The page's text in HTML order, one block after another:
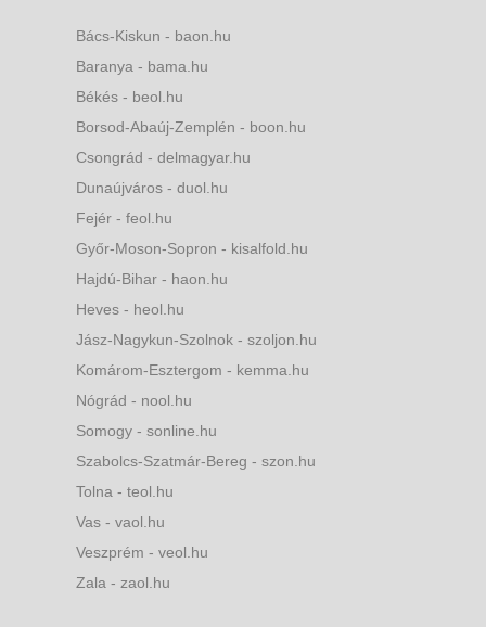
Bács-Kiskun - baon.hu
Baranya - bama.hu
Békés - beol.hu
Borsod-Abaúj-Zemplén - boon.hu
Csongrád - delmagyar.hu
Dunaújváros - duol.hu
Fejér - feol.hu
Győr-Moson-Sopron - kisalfold.hu
Hajdú-Bihar - haon.hu
Heves - heol.hu
Jász-Nagykun-Szolnok - szoljon.hu
Komárom-Esztergom - kemma.hu
Nógrád - nool.hu
Somogy - sonline.hu
Szabolcs-Szatmár-Bereg - szon.hu
Tolna - teol.hu
Vas - vaol.hu
Veszprém - veol.hu
Zala - zaol.hu